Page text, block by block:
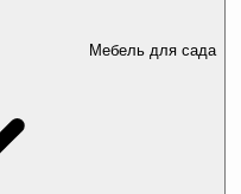
Мебель для сада